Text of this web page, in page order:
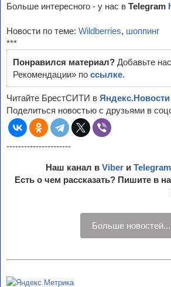
Больше интересного - у нас в Telegram
Новости по теме: Wildberries, шоппинг
***
Понравился материал? Добавьте
Рекомендации» по ссылке.
Читайте БрестСИТИ в Яндекс.Новости
Поделиться новостью с друзьями в
----------------------
Наш канал в Viber и Telegram
Есть о чем рассказать? Пишите в
Больше новостей...